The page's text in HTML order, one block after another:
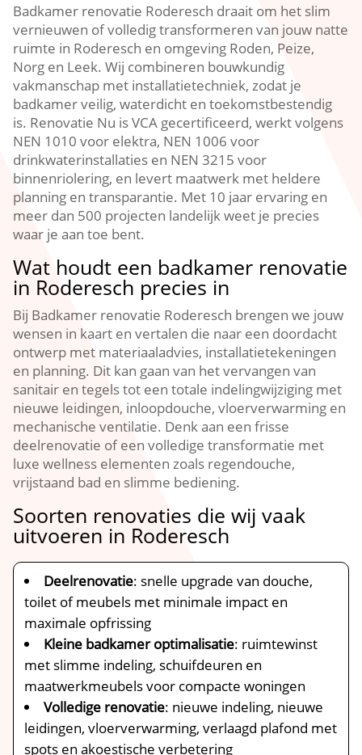
Badkamer renovatie Roderesch draait om het slim
vernieuwen of volledig transformeren van jouw natte
ruimte in Roderesch en omgeving Roden, Peize,
Norg en Leek. Wij combineren bouwkundig
vakmanschap met installatietechniek, zodat je
badkamer veilig, waterdicht en toekomstbestendig
is. Renovatie Nu is VCA gecertificeerd, werkt volgens
NEN 1010 voor elektra, NEN 1006 voor
drinkwaterinstallaties en NEN 3215 voor
binnenriolering, en levert maatwerk met heldere
planning en transparantie. Met 10 jaar ervaring en
meer dan 500 projecten landelijk weet je precies
waar je aan toe bent.
Wat houdt een badkamer renovatie
in Roderesch precies in
Bij Badkamer renovatie Roderesch brengen we jouw
wensen in kaart en vertalen die naar een doordacht
ontwerp met materiaaladvies, installatietekeningen
en planning. Dit kan gaan van het vervangen van
sanitair en tegels tot een totale indelingwijziging met
nieuwe leidingen, inloopdouche, vloerverwarming en
mechanische ventilatie. Denk aan een frisse
deelrenovatie of een volledige transformatie met
luxe wellness elementen zoals regendouche,
vrijstaand bad en slimme bediening.
Soorten renovaties die wij vaak
uitvoeren in Roderesch
Deelrenovatie: snelle upgrade van douche,
toilet of meubels met minimale impact en
maximale opfrissing
Kleine badkamer optimalisatie: ruimtewinst
met slimme indeling, schuifdeuren en
maatwerkmeubels voor compacte woningen
Volledige renovatie: nieuwe indeling, nieuwe
leidingen, vloerverwarming, verlaagd plafond met
spots en akoestische verbetering